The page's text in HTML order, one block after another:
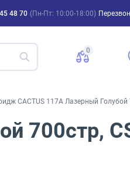
48 70 (Пн-Пт: 10:00-18:00)
0
CACTUS 117A Лазерный Голубой
700стр,